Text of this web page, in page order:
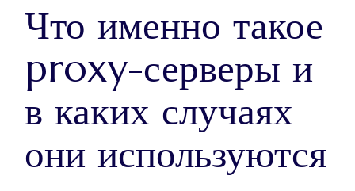
Что именно такое
proxy-серверы и
в каких случаях
они используются